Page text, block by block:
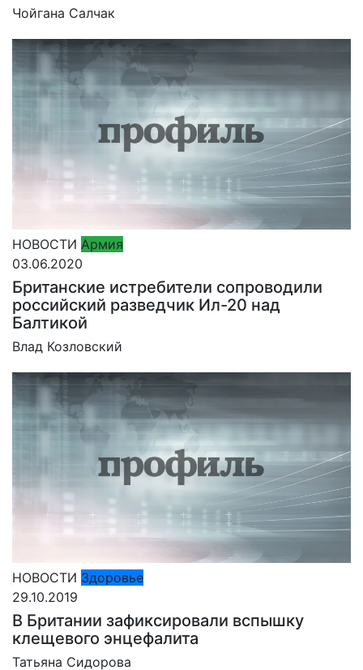
Чойгана Салчак
НОВОСТИ Армия
03.06.2020
Британские истребители сопроводили
российский разведчик Ил-20 над
Балтикой
Влад Козловский
НОВОСТИ Здоровье
29.10.2019
В Британии зафиксировали вспышку
клещевого энцефалита
Татьяна Сидорова